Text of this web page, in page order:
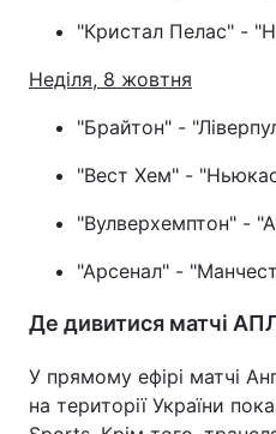
"Кристал Пелас" -
Неділя, 8 жовтня
"Брайтон" -
"Вест Хем" -
"Вулверхемптон" -
"Арсенал" -
Де дивитися матчі
У прямому ефірі матчі
на території України